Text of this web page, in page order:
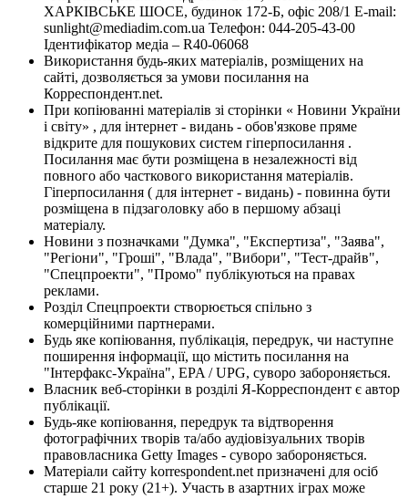
ХАРКІВСЬКЕ ШОСЕ, будинок 172-Б, офіс 208/1 E-mail:
sunlight@mediadim.com.ua Телефон: 044-205-43-00
Ідентифікатор медіа – R40-06068
Використання будь-яких матеріалів, розміщених на
сайті, дозволяється за умови посилання на
Корреспондент.net.
При копіюванні матеріалів зі сторінки « Новини України
і світу» , для інтернет - видань - обов'язкове пряме
відкрите для пошукових систем гіперпосилання .
Посилання має бути розміщена в незалежності від
повного або часткового використання матеріалів.
Гіперпосилання ( для інтернет - видань) - повинна бути
розміщена в підзаголовку або в першому абзаці
матеріалу.
Новини з позначками "Думка", "Експертиза", "Заява",
"Регіони", "Гроші", "Влада", "Вибори", "Тест-драйв",
"Спецпроекти", "Промо" публікуються на правах
реклами.
Розділ Спецпроекти створюється спільно з
комерційними партнерами.
Будь яке копіювання, публікація, передрук, чи наступне
поширення інформації, що містить посилання на
"Інтерфакс-Україна", EPA / UPG, суворо забороняється.
Власник веб-сторінки в розділі Я-Корреспондент є автор
публікації.
Будь-яке копіювання, передрук та відтворення
фотографічних творів та/або аудіовізуальних творів
правовласника Getty Images - суворо забороняється.
Матеріали сайту korrespondent.net призначені для осіб
старше 21 року (21+). Участь в азартних іграх може